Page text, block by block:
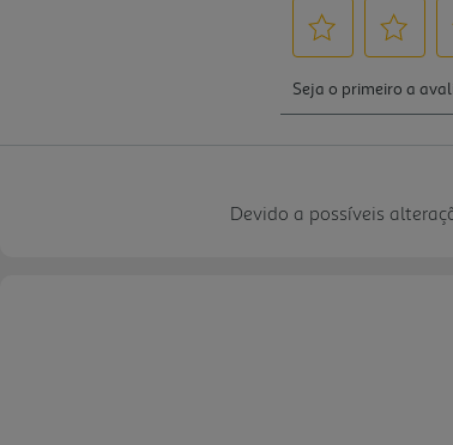
Devido a possíveis